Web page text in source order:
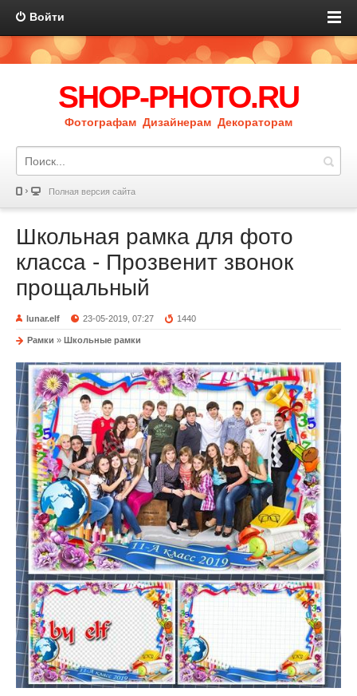
Войти
SHOP-PHOTO.RU
Фотографам Дизайнерам Декораторам
Полная версия сайта
Школьная рамка для фото
класса - Прозвенит звонок
прощальный
lunar.elf 23-05-2019, 07:27 1440
Рамки » Школьные рамки